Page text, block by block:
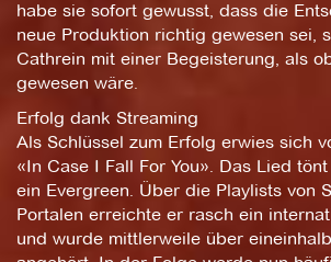
habe sie sofort gewusst, dass die
neue Produktion richtig gewesen sei,
Cathrein mit einer Begeisterung, als
gewesen wäre.
Erfolg dank Streaming
Als Schlüssel zum Erfolg erwies sich
«In Case I Fall For You». Das Lied
ein Evergreen. Über die Playlists von
Portalen erreichte er rasch ein
und wurde mittlerweile über